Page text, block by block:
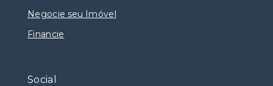
Negocie seu Imóvel
Financie
Social